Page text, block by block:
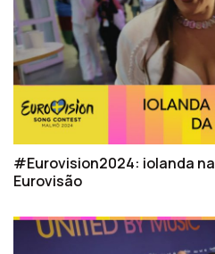
#Eurovision2024: iolanda
Eurovisão